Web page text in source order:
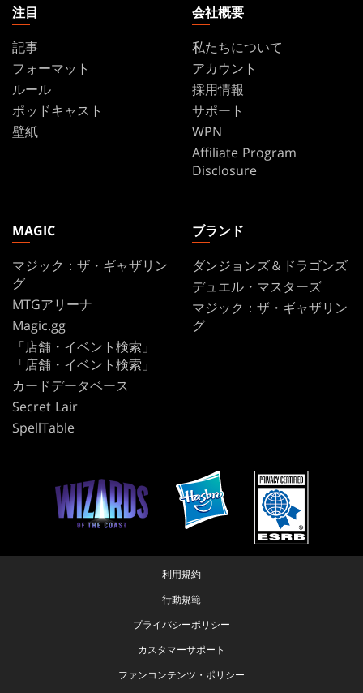
注目
記事
フォーマット
ルール
ポッドキャスト
壁紙
会社概要
私たちについて
アカウント
採用情報
サポート
WPN
Affiliate Program
Disclosure
MAGIC
マジック：ザ・ギャザリン
グ
MTGアリーナ
Magic.gg
「店舗・イベント検索」
「店舗・イベント検索」
カードデータベース
Secret Lair
SpellTable
ブランド
ダンジョンズ＆ドラゴンズ
デュエル・マスターズ
マジック：ザ・ギャザリン
グ
利用規約
行動規範
プライバシーポリシー
カスタマーサポート
ファンコンテンツ・ポリシー